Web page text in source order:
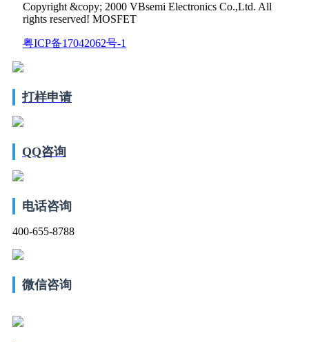
Copyright &copy; 2000 VBsemi Electronics Co.,Ltd. All
rights reserved! MOSFET
粤ICP备17042062号-1
打样申请
QQ咨询
电话咨询
400-655-8788
微信咨询